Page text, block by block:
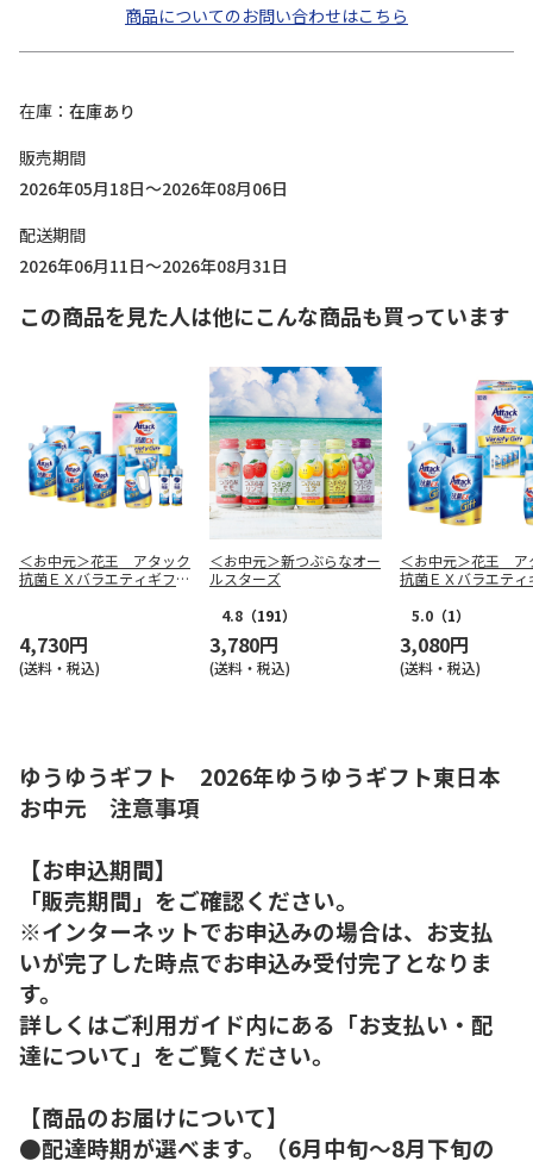
商品についてのお問い合わせはこちら
在庫
在庫あり
販売期間
2026年05月18日～2026年08月06日
配送期間
2026年06月11日～2026年08月31日
この商品を見た人は他にこんな商品も買っています
＜お中元＞花王 アタック
抗菌ＥＸバラエティギフト
4,730円
(送料・税込)
＜お中元＞新つぶらなオー
ルスターズ
4.8 （191）
3,780円
(送料・税込)
＜お中元＞花王 ア
抗菌ＥＸバラエティ
5.0 （1）
3,080円
(送料・税込)
ゆうゆうギフト 2026年ゆうゆうギフト東日本
お中元 注意事項
【お申込期間】
「販売期間」をご確認ください。
※インターネットでお申込みの場合は、お支払
いが完了した時点でお申込み受付完了となりま
す。
詳しくはご利用ガイド内にある「お支払い・配
達について」をご覧ください。
【商品のお届けについて】
●配達時期が選べます。（6月中旬～8月下旬の